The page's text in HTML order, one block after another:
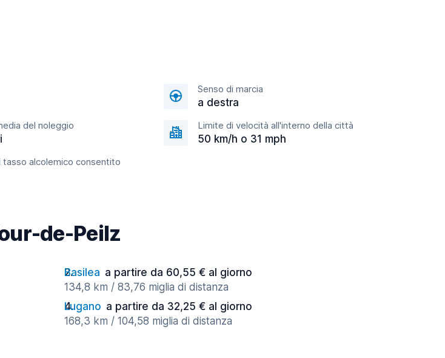
Senso di marcia
a destra
del noleggio Limite di velocità all'interno della città
50 km/h o 31 mph
tasso alcolemico consentito
de-Peilz
Basilea a partire da 60,55 € al giorno
134,8 km / 83,76 miglia di distanza
Lugano a partire da 32,25 € al giorno
168,3 km / 104,58 miglia di distanza